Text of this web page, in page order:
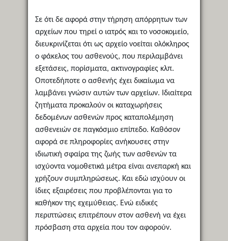
Σε ότι δε αφορά στην τήρηση απόρρητων των
αρχείων που τηρεί ο ιατρός και το νοσοκομείο,
διευκρινίζεται ότι ως αρχείο νοείται ολόκληρος
ο φάκελος του ασθενούς, που περιλαμβάνει
εξετάσεις, πορίσματα, ακτινογραφίες κλπ.
Οποτεδήποτε ο ασθενής έχει δικαίωμα να
λαμβάνει γνώσιν αυτών των αρχείων. Ιδιαίτερα
ζητήματα προκαλούν οι καταχωρήσεις
δεδομένων ασθενών προς καταπολέμηση
ασθενειών σε παγκόσμιο επίπεδο. Καθόσον
αφορά σε πληροφορίες ανήκουσες στην
ιδιωτική σφαίρα της ζωής των ασθενών τα
ισχύοντα νομοθετικά μέτρα είναι ανεπαρκή και
χρήζουν συμπληρώσεως. Και εδώ ισχύουν οι
ίδιες εξαιρέσεις που προβλέπονται για το
καθήκον της εχεμύθειας. Ενώ ειδικές
περιπτώσεις επιτρέπουν στον ασθενή να έχει
πρόσβαση στα αρχεία που τον αφορούν.